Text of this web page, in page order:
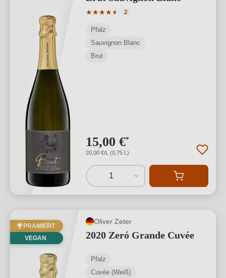
★★★★★
★
Durchschnittliche Bewertung von 4.5
2
Pfalz
Sauvignon Blanc
Brut
15,00 €*
20,00 €/L (0,75 L)
1
PRÄMIERT
VEGAN
Oliver Zeter
2020 Zeró Grande Cuvée
Pfalz
Cuvée (Weiß)